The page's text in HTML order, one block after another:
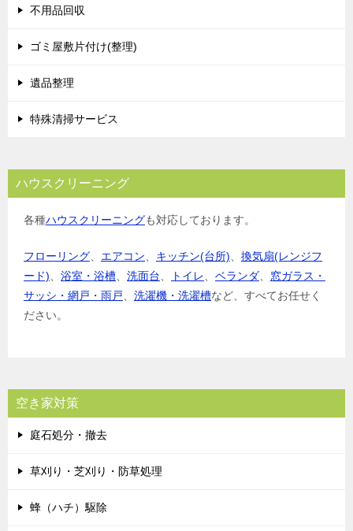
不用品回収
ゴミ屋敷片付け(整理)
遺品整理
特殊清掃サービス
ハウスクリーニング
各種ハウスクリーニングも対応しております。
フローリング エアコン キッチン(台所)
換気扇(レンジフ
ード)
浴室・浴槽 洗面台 トイレ ベランダ
窓ガラス・
サッシ・網戸・雨戸
洗濯機・洗濯槽など、すべてお任せく
ださい。
空き家対策
庭石処分・撤去
草刈り・芝刈り・防草処理
蜂（ハチ）駆除